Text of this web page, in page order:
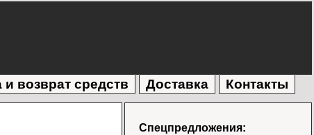
и возврат средств Доставка Контакты
Спецпредложения: